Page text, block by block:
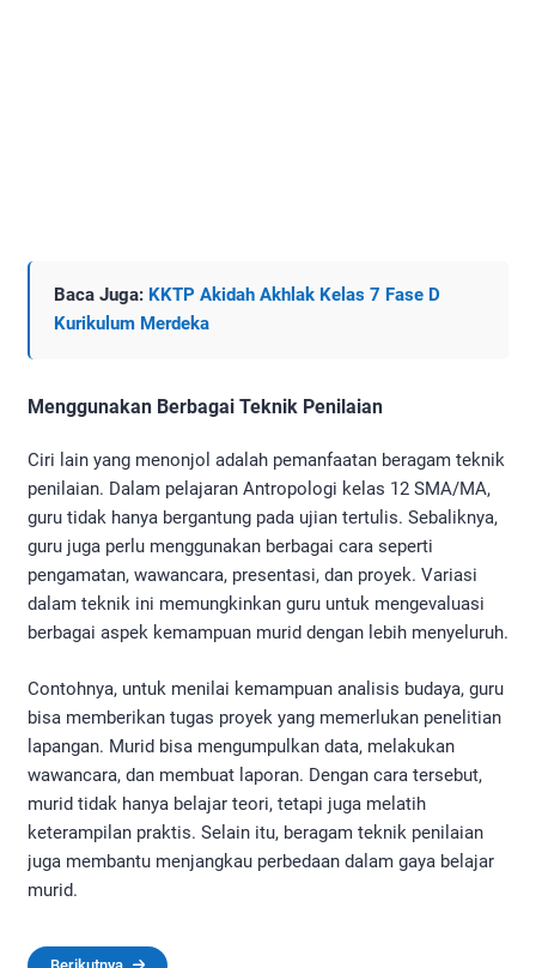
Baca Juga: KKTP Akidah Akhlak Kelas 7 Fase D
Kurikulum Merdeka
Menggunakan Berbagai Teknik Penilaian
Ciri lain yang menonjol adalah pemanfaatan beragam teknik
penilaian. Dalam pelajaran Antropologi kelas 12 SMA/MA,
guru tidak hanya bergantung pada ujian tertulis. Sebaliknya,
guru juga perlu menggunakan berbagai cara seperti
pengamatan, wawancara, presentasi, dan proyek. Variasi
dalam teknik ini memungkinkan guru untuk mengevaluasi
berbagai aspek kemampuan murid dengan lebih menyeluruh.
Contohnya, untuk menilai kemampuan analisis budaya, guru
bisa memberikan tugas proyek yang memerlukan penelitian
lapangan. Murid bisa mengumpulkan data, melakukan
wawancara, dan membuat laporan. Dengan cara tersebut,
murid tidak hanya belajar teori, tetapi juga melatih
keterampilan praktis. Selain itu, beragam teknik penilaian
juga membantu menjangkau perbedaan dalam gaya belajar
murid.